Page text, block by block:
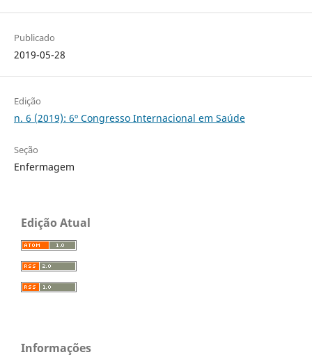
Publicado
2019-05-28
Edição
n. 6 (2019): 6º Congresso Internacional em Saúde
Seção
Enfermagem
Edição Atual
Informações